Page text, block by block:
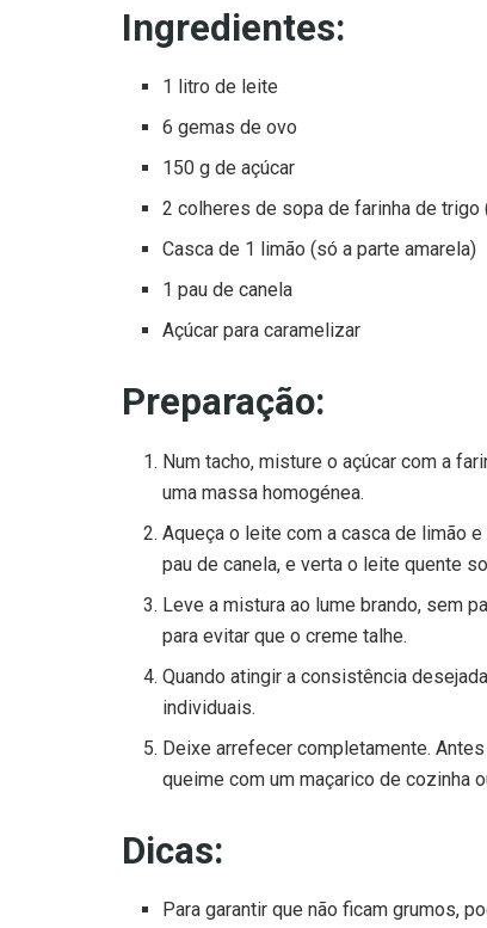
Ingredientes:
1 litro de leite
6 gemas de ovo
150 g de açúcar
2 colheres de sopa de farinha de
Casca de 1 limão (só a parte amarela)
1 pau de canela
Açúcar para caramelizar
Preparação:
Num tacho, misture o açúcar com a
uma massa homogénea.
Aqueça o leite com a casca de limão
pau de canela, e verta o leite quente
Leve a mistura ao lume brando, sem
para evitar que o creme talhe.
Quando atingir a consistência
individuais.
Deixe arrefecer completamente.
queime com um maçarico de cozinha
Dicas:
Para garantir que não ficam grumos,